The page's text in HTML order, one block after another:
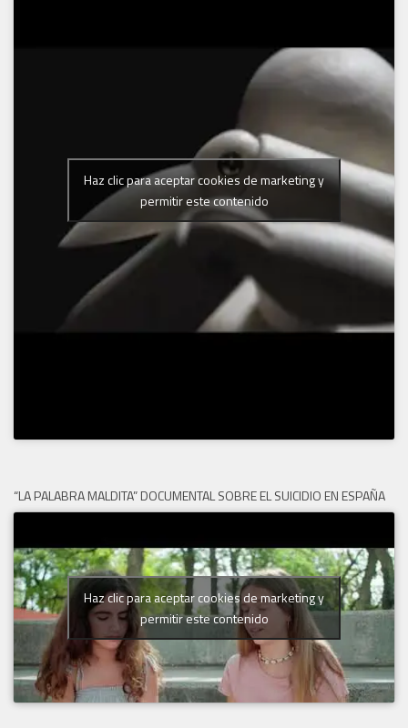
Haz clic para aceptar cookies de marketing y
permitir este contenido
“LA PALABRA MALDITA” DOCUMENTAL SOBRE EL SUICIDIO EN ESPAÑA
Haz clic para aceptar cookies de marketing y
permitir este contenido